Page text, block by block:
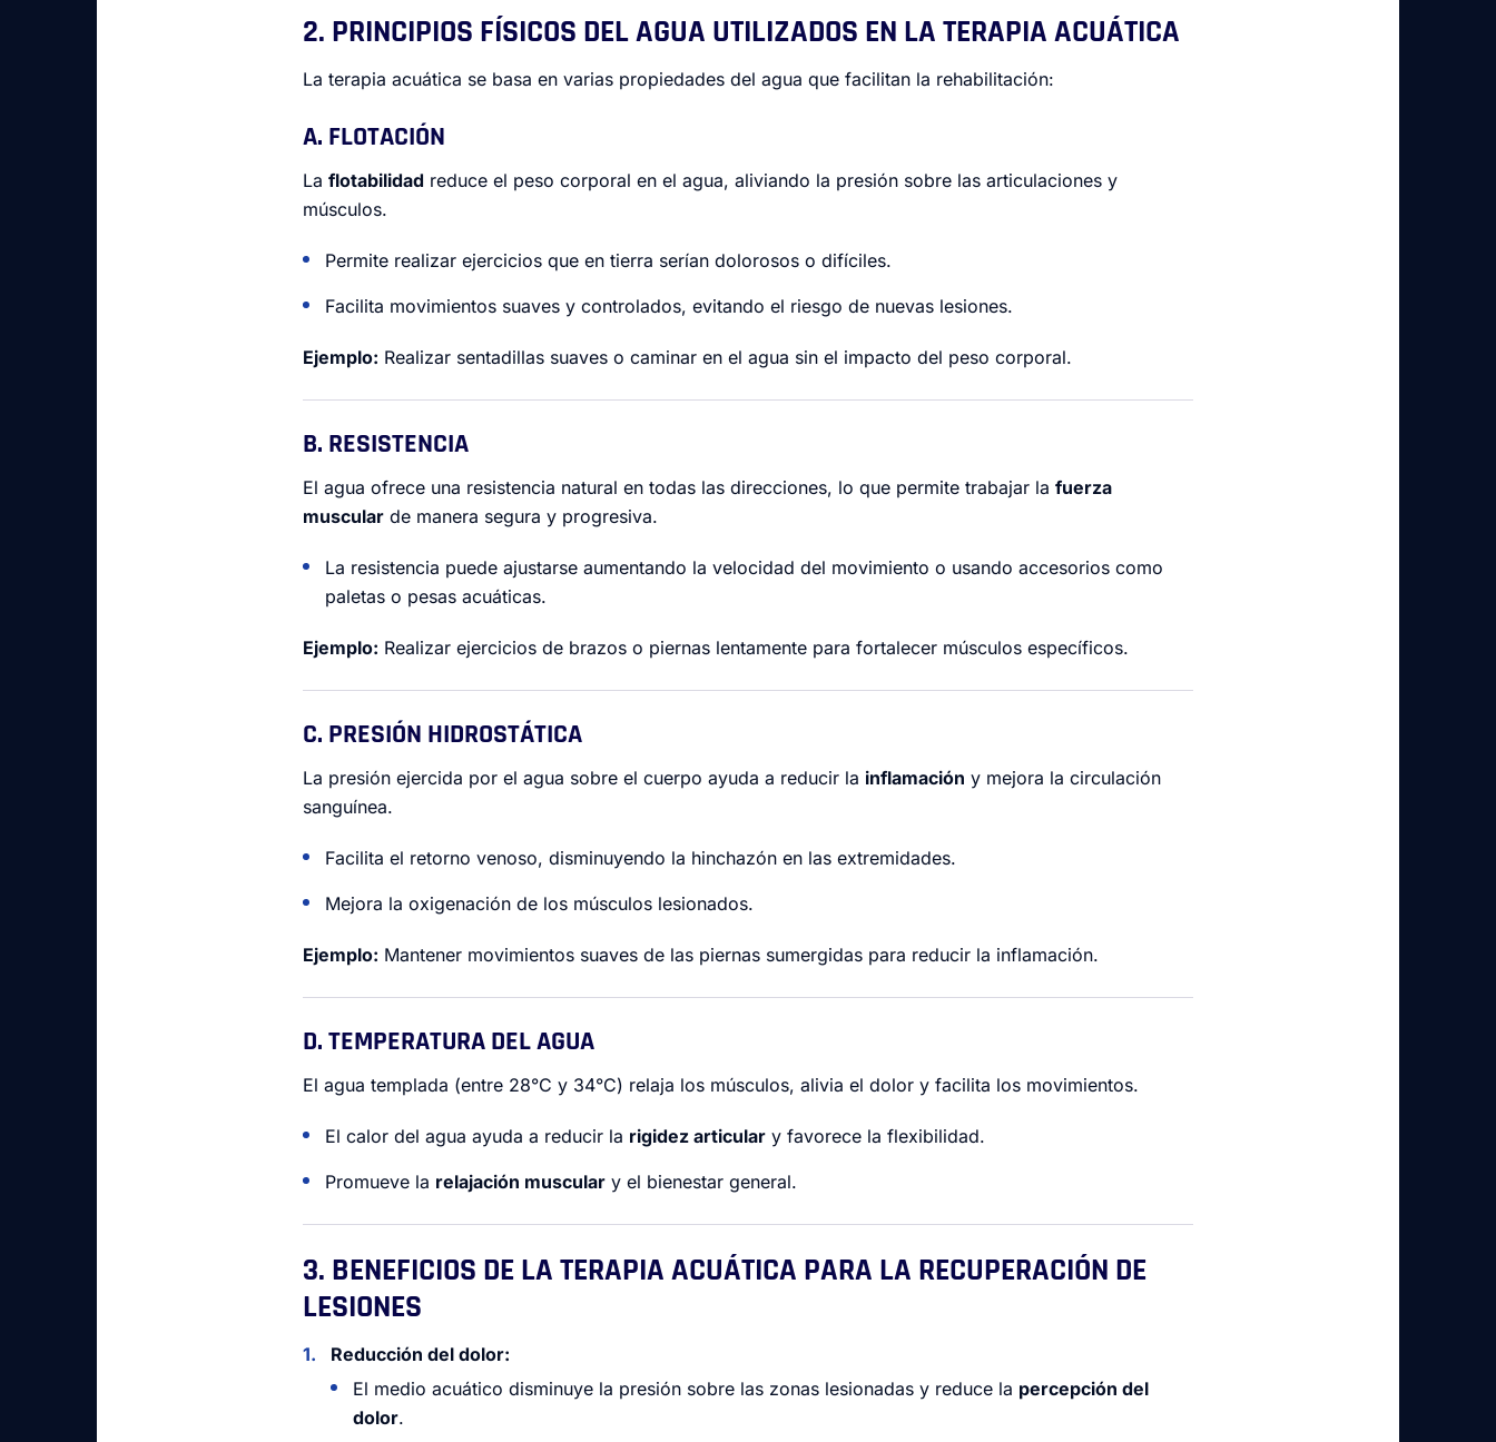
2. PRINCIPIOS FÍSICOS DEL AGUA UTILIZADOS EN LA TERAPIA ACUÁTICA
La terapia acuática se basa en varias propiedades del agua que facilitan la rehabilitación:
A. FLOTACIÓN
La flotabilidad reduce el peso corporal en el agua, aliviando la presión sobre las articulaciones y
músculos.
Permite realizar ejercicios que en tierra serían dolorosos o difíciles.
Facilita movimientos suaves y controlados, evitando el riesgo de nuevas lesiones.
Ejemplo: Realizar sentadillas suaves o caminar en el agua sin el impacto del peso corporal.
B. RESISTENCIA
El agua ofrece una resistencia natural en todas las direcciones, lo que permite trabajar la fuerza
muscular de manera segura y progresiva.
La resistencia puede ajustarse aumentando la velocidad del movimiento o usando accesorios como
paletas o pesas acuáticas.
Ejemplo: Realizar ejercicios de brazos o piernas lentamente para fortalecer músculos específicos.
C. PRESIÓN HIDROSTÁTICA
La presión ejercida por el agua sobre el cuerpo ayuda a reducir la inflamación y mejora la circulación
sanguínea.
Facilita el retorno venoso, disminuyendo la hinchazón en las extremidades.
Mejora la oxigenación de los músculos lesionados.
Ejemplo: Mantener movimientos suaves de las piernas sumergidas para reducir la inflamación.
D. TEMPERATURA DEL AGUA
El agua templada (entre 28°C y 34°C) relaja los músculos, alivia el dolor y facilita los movimientos.
El calor del agua ayuda a reducir la rigidez articular y favorece la flexibilidad.
Promueve la relajación muscular y el bienestar general.
3. BENEFICIOS DE LA TERAPIA ACUÁTICA PARA LA RECUPERACIÓN DE
LESIONES
Reducción del dolor:
El medio acuático disminuye la presión sobre las zonas lesionadas y reduce la percepción del
dolor.